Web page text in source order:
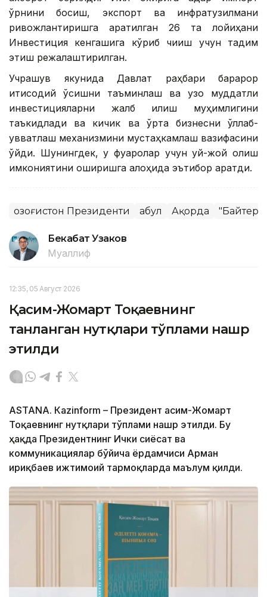
ўрнини босиш, экспорт ва инфратузилмани
ривожлантиришга қаратилган 26 та лойиҳани
Инвестиция кенгашига кўриб чиқиш учун тақдим
этиш режалаштирилган.
Учрашув якунида Давлат раҳбари барқарор
иқтисодий ўсишни таъминлаш ва узоқ муддатли
инвестицияларни жалб қилиш муҳимлигини
таъкидлади ва кичик ва ўрта бизнесни қўллаб-
қувватлаш механизмини мустаҳкамлаш вазифасини
қўйди. Шунингдек, у фуқаролар учун уй-жой олиш
имкониятини оширишга алоҳида эътибор қаратди.
Қозоғистон Президенти Қабул Ақорда
Бекабат Узаков
Муаллиф
12:35, 05 Август 2026
Қасим-Жомарт Тоқаевнинг
танланган нутқлари тўплами нашр
этилди
ASTANА. Кazinform – Президент Қасим-Жомарт
Тоқаевнинг нутқлари тўплами нашр этилди. Бу
ҳақда Президентнинг Ички сиёсат ва
коммуникациялар бўйича ёрдамчиси Арман
Қириқбаев ижтимоий тармоқларда маълум қилди.